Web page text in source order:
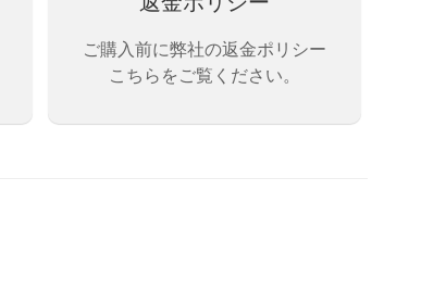
ご購入前に弊社の返金ポリシー
こちらをご覧ください。